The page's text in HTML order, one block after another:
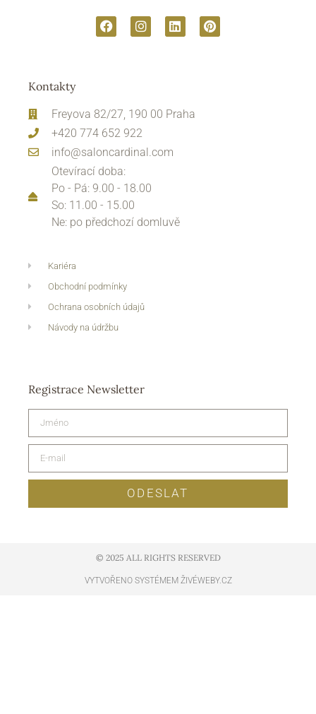
Kontakty
Freyova 82/27, 190 00 Praha
+420 774 652 922
info@saloncardinal.com
Otevírací doba:
Po - Pá: 9.00 - 18.00
So: 11.00 - 15.00
Ne: po předchozí domluvě
Kariéra
Obchodní podmínky
Ochrana osobních údajů
Návody na údržbu
Registrace Newsletter
ODESLAT
© 2025 ALL RIGHTS RESERVED​
VYTVOŘENO SYSTÉMEM ŽIVÉWEBY.CZ